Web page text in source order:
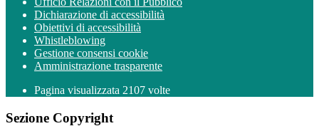
Dichiarazione di accessibilità
Obiettivi di accessibilità
Whistleblowing
Gestione consensi cookie
Amministrazione trasparente
Pagina visualizzata 2107 volte
Sezione Copyright